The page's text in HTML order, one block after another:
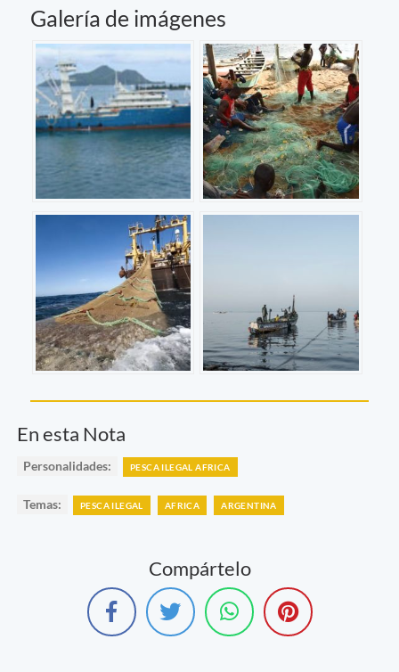
Galería de imágenes
En esta Nota
Personalidades: PESCA ILEGAL AFRICA
Temas: PESCA ILEGAL AFRICA ARGENTINA
Compártelo